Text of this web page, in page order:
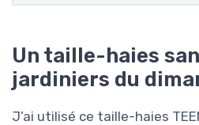
Un taille-haies
jardiniers du
J’ai utilisé ce taille-haies